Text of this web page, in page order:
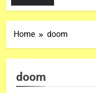
Home doom
doom